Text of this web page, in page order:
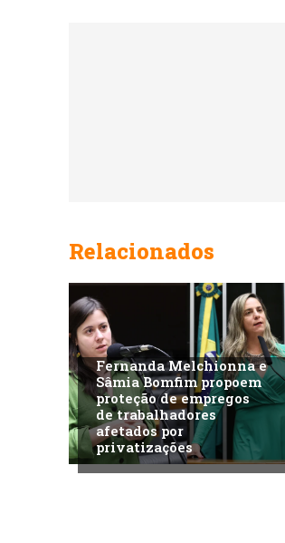
Relacionados
Fernanda Melchionna e
Sâmia Bomfim propoem
proteção de empregos
de trabalhadores
afetados por
privatizações